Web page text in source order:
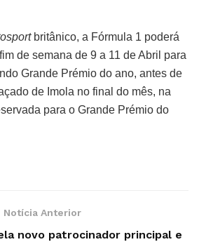
britânico, a Fórmula 1 poderá
de semana de 9 a 11 de Abril para
Grande Prémio do ano, antes de
de Imola no final do mês, na
para o Grande Prémio do
Notícia Anterior
novo patrocinador principal e